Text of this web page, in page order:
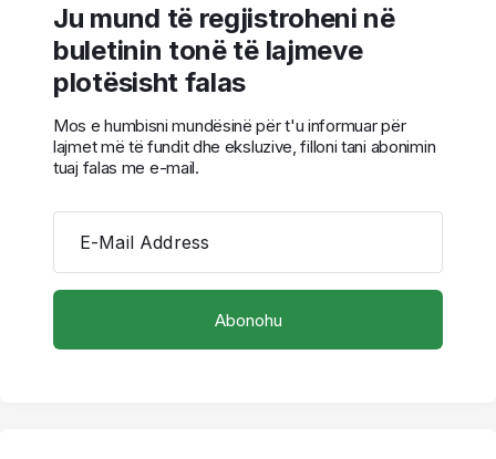
Ju mund të regjistroheni në
buletinin tonë të lajmeve
plotësisht falas
Mos e humbisni mundësinë për t'u informuar për
lajmet më të fundit dhe eksluzive, filloni tani abonimin
tuaj falas me e-mail.
E-Mail Address